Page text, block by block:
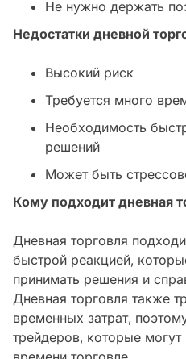
Не нужно держать
Недостатки дневной
Высокий риск
Требуется много
Необходимость
решений
Может быть
Кому подходит дневная
Дневная торговля
быстрой реакцией‚
принимать решения и
Дневная торговля также
временных затрат‚
трейдеров‚ которые